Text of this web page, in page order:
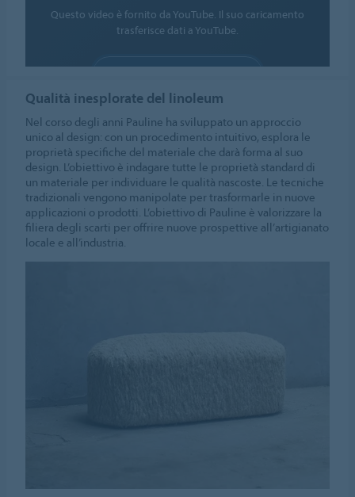
Questo video è fornito da YouTube. Il suo caricamento
trasferisce dati a YouTube.
Impostazioni cookies
Qualità inesplorate del linoleum
Nel corso degli anni Pauline ha sviluppato un approccio
unico al design: con un procedimento intuitivo, esplora le
proprietà specifiche del materiale che darà forma al suo
design. L’obiettivo è indagare tutte le proprietà standard di
un materiale per individuare le qualità nascoste. Le tecniche
tradizionali vengono manipolate per trasformarle in nuove
applicazioni o prodotti. L’obiettivo di Pauline è valorizzare la
filiera degli scarti per offrire nuove prospettive all’artigianato
locale e all’industria.